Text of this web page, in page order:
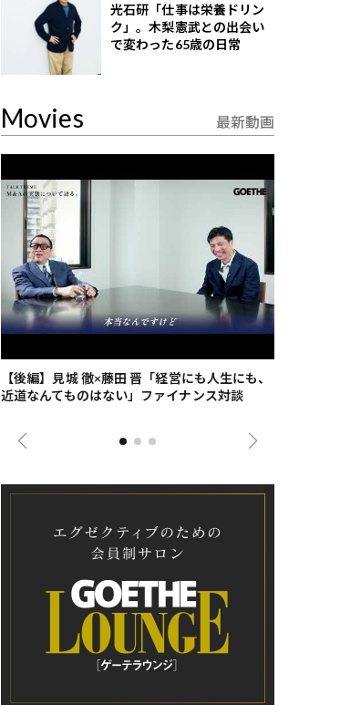
光石研「仕事は栄養ドリン
ク」。木梨憲武との出会い
で変わった65歳の日常
Movies 最新動画
【後編】見城 徹×藤田 晋「経営にも人生にも、
近道なんてものはない」ファイナンス対談